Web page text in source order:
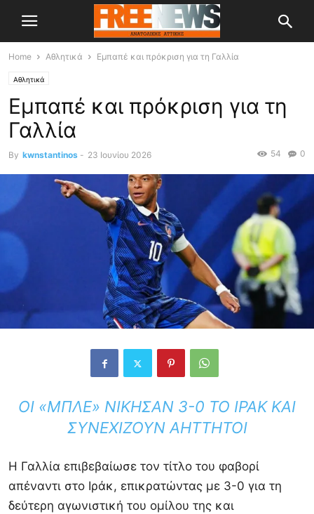
Home Αθλητικά Εμπαπέ και πρόκριση για τη Γαλλία
Αθλητικά
Εμπαπέ και πρόκριση για τη
Γαλλία
By kwnstantinos - 23 Ιουνίου 2026 0
54
ΟΙ «ΜΠΛΕ» ΝΊΚΗΣΑΝ 3-0 ΤΟ ΙΡΆΚ ΚΑΙ
ΣΥΝΕΧΊΖΟΥΝ ΑΉΤΤΗΤΟΙ
Η Γαλλία επιβεβαίωσε τον τίτλο του φαβορί
απέναντι στο Ιράκ, επικρατώντας με 3-0 για τη
δεύτερη αγωνιστική του ομίλου της και